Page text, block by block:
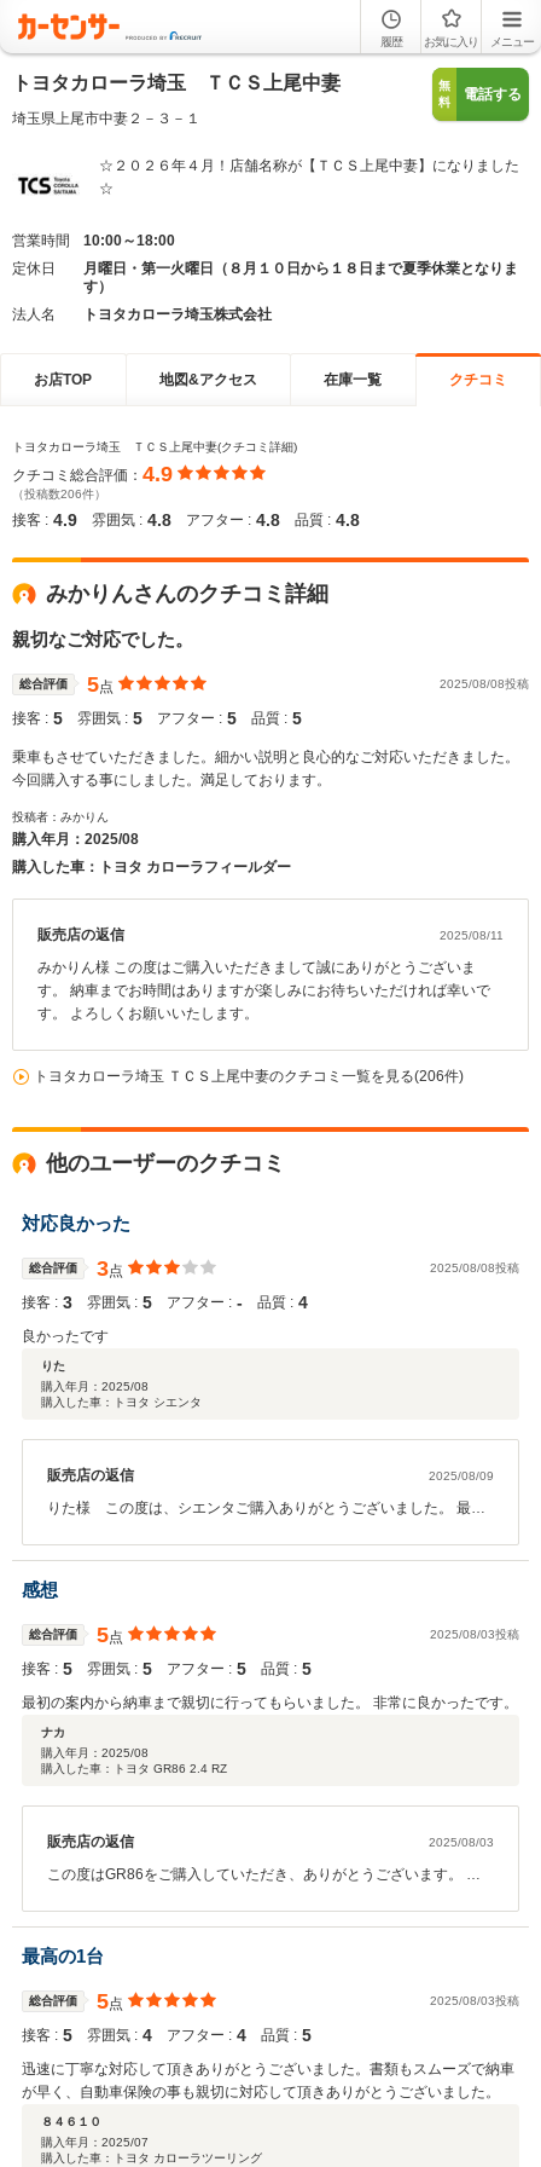
履歴 お気に入り メニュー
トヨタカローラ埼玉 ＴＣＳ上尾中妻
埼玉県上尾市中妻２－３－１
無
料
電話する
☆２０２６年４月！店舗名称が【ＴＣＳ上尾中妻】になりました
☆
営業時間
10:00～18:00
定休日
月曜日・第一火曜日（８月１０日から１８日まで夏季休業となりま
す）
法人名
トヨタカローラ埼玉株式会社
お店TOP 地図&アクセス 在庫一覧 クチコミ
トヨタカローラ埼玉 ＴＣＳ上尾中妻(クチコミ詳細)
クチコミ総合評価： 4.9
（投稿数206件）
接客 : 4.9 雰囲気 : 4.8 アフター : 4.8 品質 : 4.8
みかりんさんのクチコミ詳細
親切なご対応でした。
総合評価 5点 2025/08/08投稿
接客 : 5 雰囲気 : 5 アフター : 5 品質 : 5
乗車もさせていただきました。細かい説明と良心的なご対応いただきました。
今回購入する事にしました。満足しております。
投稿者：みかりん
購入年月： 2025/08
購入した車：トヨタ カローラフィールダー
販売店の返信 2025/08/11
みかりん様 この度はご購入いただきまして誠にありがとうございま
す。 納車までお時間はありますが楽しみにお待ちいただければ幸いで
す。 よろしくお願いいたします。
トヨタカローラ埼玉 ＴＣＳ上尾中妻のクチコミ一覧を見る(206件)
他のユーザーのクチコミ
対応良かった
総合評価 3点 2025/08/08投稿
接客 : 3 雰囲気 : 5 アフター : ‐ 品質 : 4
良かったです
りた
購入年月： 2025/08
購入した車：トヨタ シエンタ
販売店の返信 2025/08/09
りた様 この度は、シエンタご購入ありがとうございました。 最初
感想
総合評価 5点 2025/08/03投稿
接客 : 5 雰囲気 : 5 アフター : 5 品質 : 5
最初の案内から納車まで親切に行ってもらいました。 非常に良かったです。
ナカ
購入年月： 2025/08
購入した車：トヨタ GR86 2.4 RZ
販売店の返信 2025/08/03
この度はGR86をご購入していただき、ありがとうございます。 操
ートさせていただきますので、今後ともよろしくお願いいたしま
す！
最高の1台
総合評価 5点 2025/08/03投稿
接客 : 5 雰囲気 : 4 アフター : 4 品質 : 5
迅速に丁寧な対応して頂きありがとうございました。書類もスムーズで納車
が早く、自動車保険の事も親切に対応して頂きありがとうございました。
８４６１０
購入年月： 2025/07
購入した車：トヨタ カローラツーリング